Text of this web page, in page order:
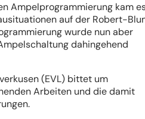
Ampelprogrammierung kam
auf der Robert-
wurde nun aber
dahingehend
(EVL) bittet um
Arbeiten und die damit